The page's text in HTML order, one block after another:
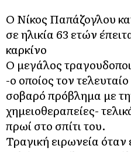
Ο Νίκος Παπάζογλου
σε ηλικία 63 ετών
καρκίνο
Ο μεγάλος
-ο οποίος τον
σοβαρό πρόβλημα με
χημειοθεραπείες-
πρωί στο σπίτι του.
Τραγική ειρωνεία όταν